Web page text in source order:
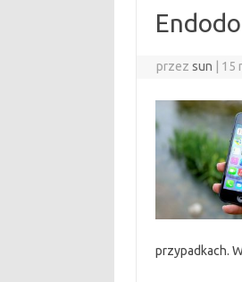
przezsun 15
przypadkach.